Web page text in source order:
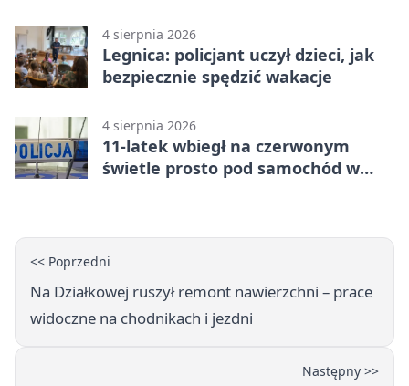
4 sierpnia 2026
Legnica: policjant uczył dzieci, jak
bezpiecznie spędzić wakacje
4 sierpnia 2026
11-latek wbiegł na czerwonym
świetle prosto pod samochód w
<< Poprzedni
Na Działkowej ruszył remont nawierzchni – prace
widoczne na chodnikach i jezdni
Następny >>